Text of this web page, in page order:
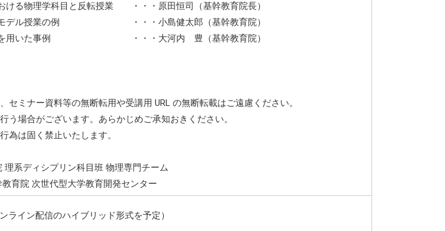
ける物理学科目と反転授業 ・・・原田恒司（基幹教育院長）
たモデル授業の例 ・・・小島健太郎（基幹教育院）
授業を用いた事例 ・・・大河内 豊（基幹教育院）
セミナー資料等の無断転用や受講用 URL の無断転載はご遠慮ください。
う場合がございます。あらかじめご承知おきください。
為は固く禁止いたします。
理系ディシプリン科目班 物理専門チーム
次世代型大学教育開発センター
ライン配信のハイブリッド形式を予定）